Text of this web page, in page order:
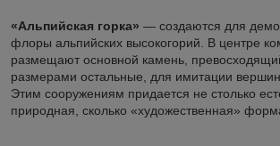
«Альпийская горка» — создаются для
флоры альпийских высокогорий. В центре
размещают основной камень,
размерами остальные, для имитации
Этим сооружениям придается не столько
природная, сколько «художественная»